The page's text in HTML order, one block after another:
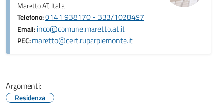
Maretto AT, Italia
Telefono:0141 938170 - 333/1028497
Email:inco@comune.maretto.at.it
PEC:maretto@cert.ruparpiemonte.it
Argomenti:
Residenza